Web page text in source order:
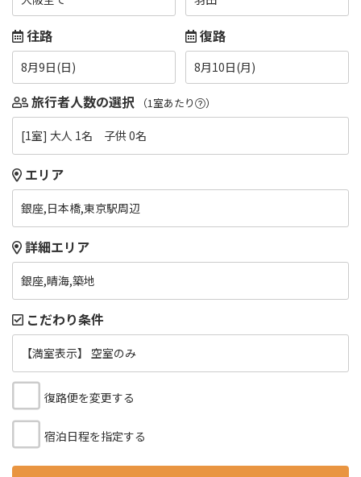
往路
8月9日(日)
復路
8月10日(月)
旅行者人数の選択 （1室あたり ）
[1室] 大人 1名 子供 0名
エリア
銀座,日本橋,東京駅周辺
詳細エリア
銀座,晴海,築地
こだわり条件
【満室表示】 空室のみ
復路便を変更する
宿泊日程を指定する